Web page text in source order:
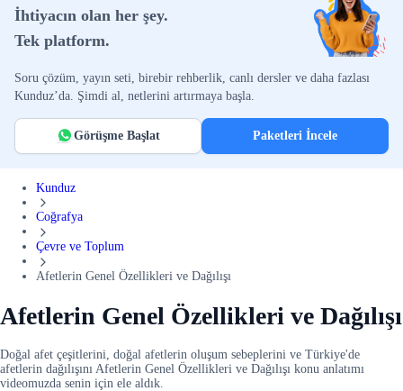
İhtiyacın olan her şey.
Tek platform.
Soru çözüm, yayın seti, birebir rehberlik, canlı dersler ve daha fazlası
Kunduz’da. Şimdi al, netlerini artırmaya başla.
Görüşme Başlat Paketleri İncele
Kunduz
Coğrafya
Çevre ve Toplum
Afetlerin Genel Özellikleri ve Dağılışı
Afetlerin Genel Özellikleri ve Dağılışı
Doğal afet çeşitlerini, doğal afetlerin oluşum sebeplerini ve Türkiye'de
afetlerin dağılışını Afetlerin Genel Özellikleri ve Dağılışı konu anlatımı
videomuzda senin için ele aldık.